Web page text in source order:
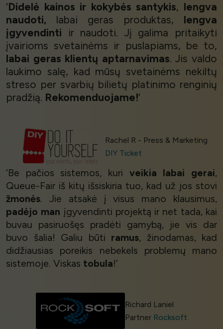
‘Didelė kainos ir kokybės santykis, lengva
naudoti, labai geras produktas, lengva
įgyvendinti ir naudoti. Jį galima pritaikyti
įvairioms svetainėms ir puslapiams, be to,
labai geras klientų aptarnavimas. Jis valdo
laukimo salę, kad mūsų svetainėms nekiltų
streso per svarbių bilietų platinimo renginių
pradžią. Rekomenduojame!’
Rachel R - Press & Marketing
DIY Ticket
‘Be pačios sistemos, kuri veikia labai gerai,
Queue-Fair iš kitų išsiskiria tuo, kad už jos stovi
žmonės. Jie atsakė į visus mano klausimus,
padėjo man įgyvendinti projektą ir net tada, kai
buvau pasiruošęs pradėti gamybą, jie vis dar
buvo šalia! Galiu būti ramus, žinodamas, kad
didžiausias poreikis nebekels problemų mano
sistemoje. Viskas tobula!’
Richard Laniel
Partner Rocksoft